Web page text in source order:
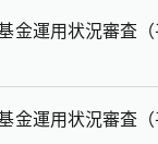
金運用状況審査
金運用状況審査